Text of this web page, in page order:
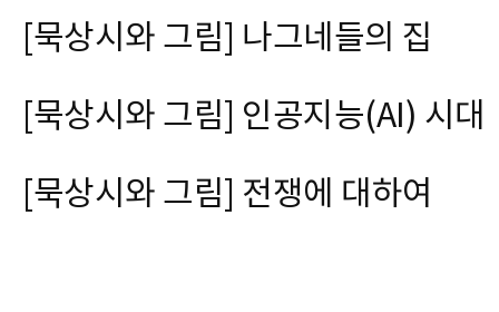
[묵상시와 그림] 나그네들의 집
[묵상시와 그림] 인공지능(AI) 시대
[묵상시와 그림] 전쟁에 대하여